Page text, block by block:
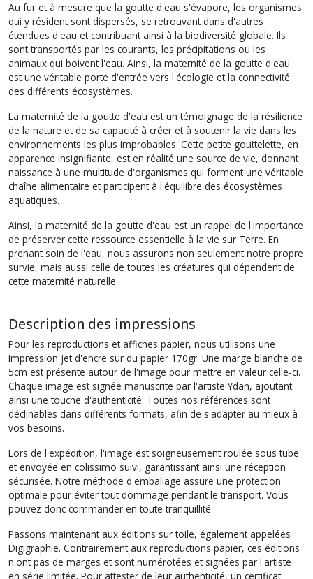
Au fur et à mesure que la goutte d'eau s'évapore, les organismes
qui y résident sont dispersés, se retrouvant dans d'autres
étendues d'eau et contribuant ainsi à la biodiversité globale. Ils
sont transportés par les courants, les précipitations ou les
animaux qui boivent l'eau. Ainsi, la maternité de la goutte d'eau
est une véritable porte d'entrée vers l'écologie et la connectivité
des différents écosystèmes.
La maternité de la goutte d'eau est un témoignage de la résilience
de la nature et de sa capacité à créer et à soutenir la vie dans les
environnements les plus improbables. Cette petite gouttelette, en
apparence insignifiante, est en réalité une source de vie, donnant
naissance à une multitude d'organismes qui forment une véritable
chaîne alimentaire et participent à l'équilibre des écosystèmes
aquatiques.
Ainsi, la maternité de la goutte d'eau est un rappel de l'importance
de préserver cette ressource essentielle à la vie sur Terre. En
prenant soin de l'eau, nous assurons non seulement notre propre
survie, mais aussi celle de toutes les créatures qui dépendent de
cette maternité naturelle.
Description des impressions
Pour les reproductions et affiches papier, nous utilisons une
impression jet d'encre sur du papier 170gr. Une marge blanche de
5cm est présente autour de l'image pour mettre en valeur celle-ci.
Chaque image est signée manuscrite par l'artiste Ydan, ajoutant
ainsi une touche d'authenticité. Toutes nos références sont
déclinables dans différents formats, afin de s'adapter au mieux à
vos besoins.
Lors de l'expédition, l'image est soigneusement roulée sous tube
et envoyée en colissimo suivi, garantissant ainsi une réception
sécurisée. Notre méthode d'emballage assure une protection
optimale pour éviter tout dommage pendant le transport. Vous
pouvez donc commander en toute tranquillité.
Passons maintenant aux éditions sur toile, également appelées
Digigraphie. Contrairement aux reproductions papier, ces éditions
n'ont pas de marges et sont numérotées et signées par l'artiste
en série limitée. Pour attester de leur authenticité, un certificat